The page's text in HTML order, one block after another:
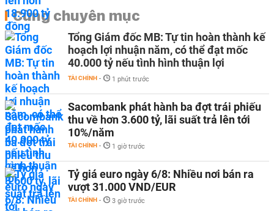
Cùng chuyên mục
Tổng Giám đốc MB: Tự tin hoàn thành kế
hoạch lợi nhuận năm, có thể đạt mốc
40.000 tỷ nếu tình hình thuận lợi
TÀI CHÍNH - 1 phút trước
Sacombank phát hành ba đợt trái phiếu
thu về hơn 3.600 tỷ, lãi suất trả lên tới
10%/năm
TÀI CHÍNH - 1 giờ trước
Tỷ giá euro ngày 6/8: Nhiều nơi bán ra
vượt 31.000 VND/EUR
TÀI CHÍNH - 3 giờ trước